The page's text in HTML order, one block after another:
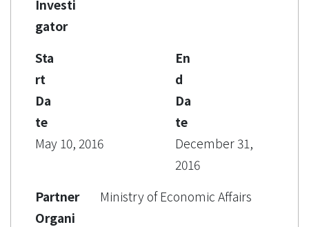
Investi
gator
Sta
rt
Da
te
May 10, 2016
En
d
Da
te
December 31,
2016
Partner
Organi
Ministry of Economic Affairs